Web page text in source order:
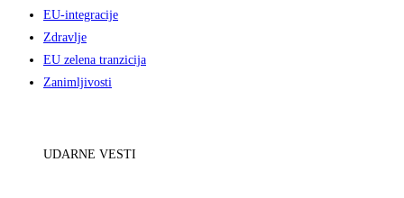
EU-integracije
Zdravlje
EU zelena tranzicija
Zanimljivosti
UDARNE VESTI